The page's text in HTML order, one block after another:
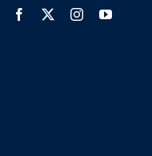
Facebook Instagram